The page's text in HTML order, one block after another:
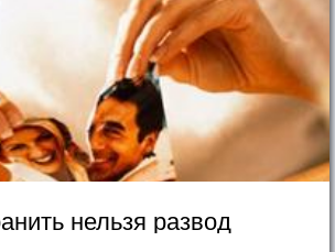
нельзя развод